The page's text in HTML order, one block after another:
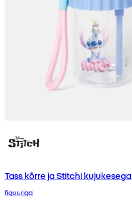
Tass kõrre ja Stitchi kujukesega
figuuriga